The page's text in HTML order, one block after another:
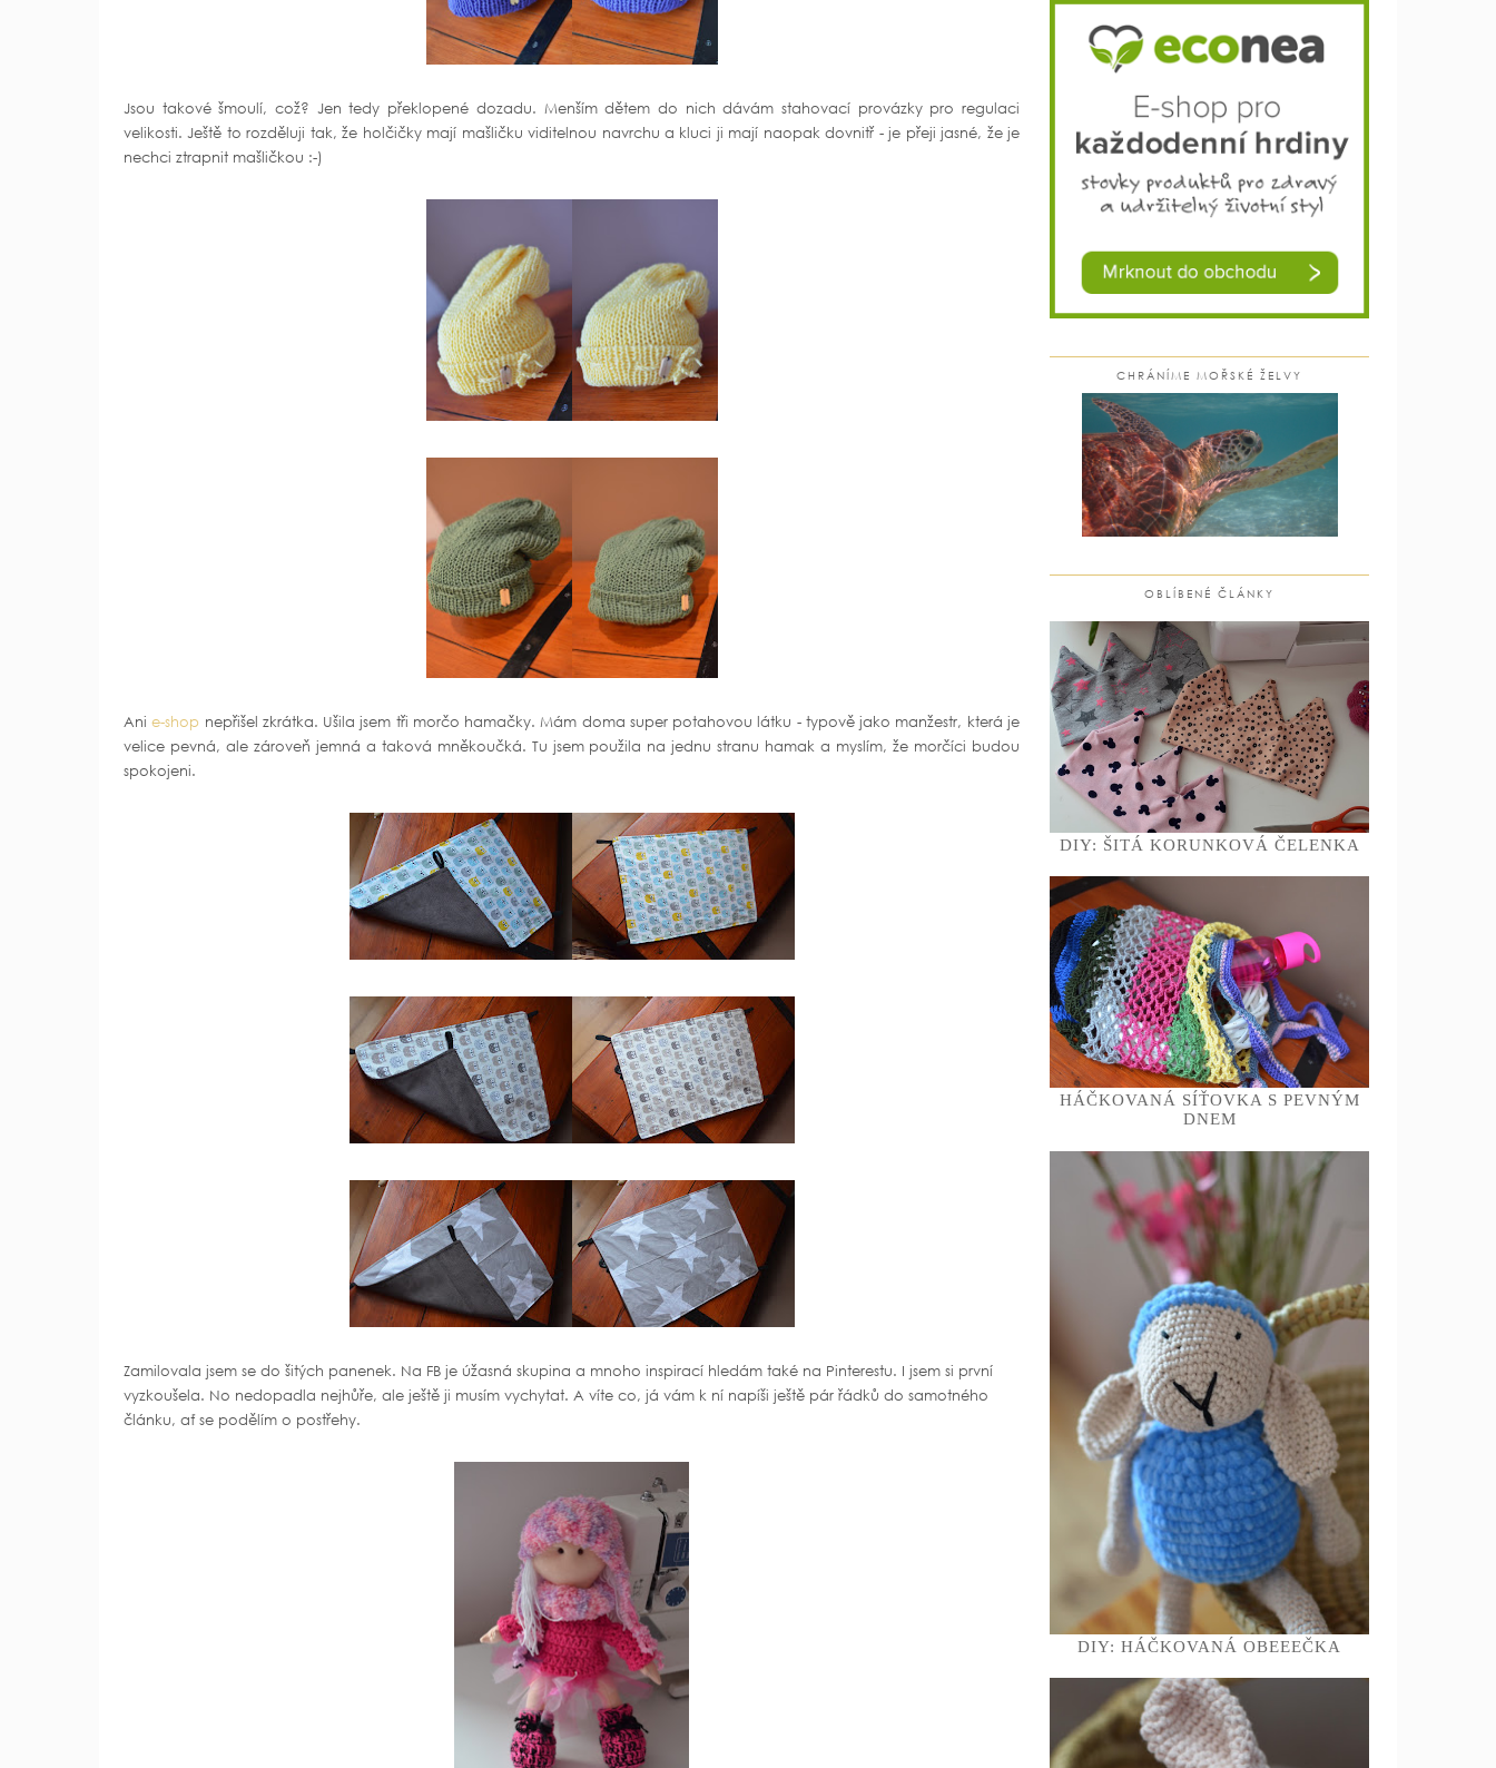
Jsou takové šmoulí, což? Jen tedy překlopené dozadu. Menším dětem do nich dávám stahovací provázky pro regulaci
velikosti. Ještě to rozděluji tak, že holčičky mají mašličku viditelnou navrchu a kluci ji mají naopak dovnitř - je přeji jasné, že je
nechci ztrapnit mašličkou :-)
Anie-shop nepřišel zkrátka. Ušila jsem tři morčo hamačky. Mám doma super potahovou látku - typově jako manžestr, která je
velice pevná, ale zároveň jemná a taková mněkoučká. Tu jsem použila na jednu stranu hamak a myslím, že morčíci budou
spokojeni.
Zamilovala jsem se do šitých panenek. Na FB je úžasná skupina a mnoho inspirací hledám také na Pinterestu. I jsem si první
vyzkoušela. No nedopadla nejhůře, ale ještě ji musím vychytat. A víte co, já vám k ní napíši ještě pár řádků do samotného
článku, ať se podělím o postřehy.
CHRÁNÍME MOŘSKÉ ŽELVY
OBLÍBENÉ ČLÁNKY
DIY: ŠITÁ KORUNKOVÁ ČELENKA
HÁČKOVANÁ SÍŤOVKA S PEVNÝM
DNEM
DIY: HÁČKOVANÁ OBEEEČKA